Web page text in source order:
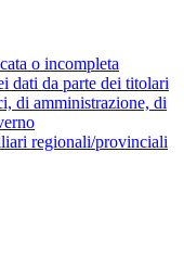
o incompleta
dati da parte dei titolari
di amministrazione, di
regionali/provinciali